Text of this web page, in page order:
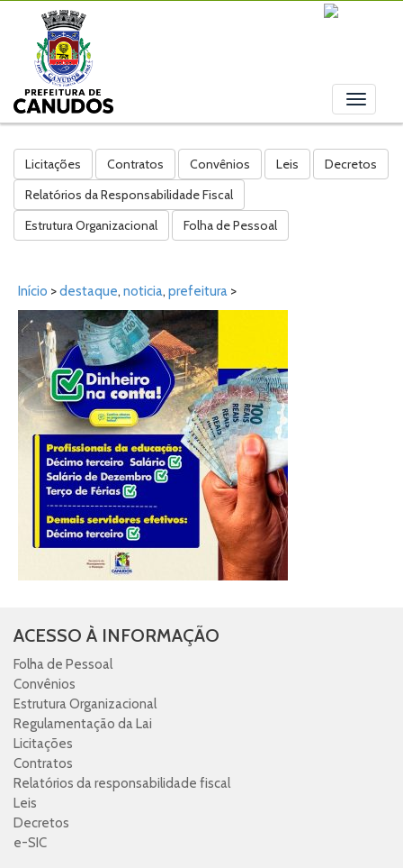
Toggle
Licitações Contratos Convênios Leis
Decretos
Relatórios da Responsabilidade Fiscal
Estrutura Organizacional
Folha de Pessoal
Início >destaque, noticia, prefeitura >
ACESSO À INFORMAÇÃO
Folha de Pessoal
Convênios
Estrutura Organizacional
Regulamentação da Lai
Licitações
Contratos
Relatórios da responsabilidade fiscal
Leis
Decretos
e-SIC